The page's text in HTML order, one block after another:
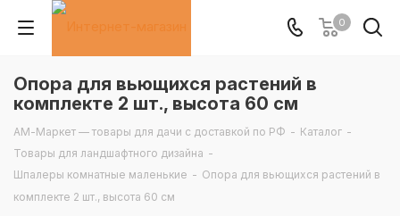
0
Опора для вьющихся растений в
комплекте 2 шт., высота 60 см
АМ-Маркет — товары для дачи с доставкой по РФ - Каталог -
Товары для ландшафтного дизайна -
Шпалеры комнатные маленькие - Опора для вьющихся растений в
комплекте 2 шт., высота 60 см